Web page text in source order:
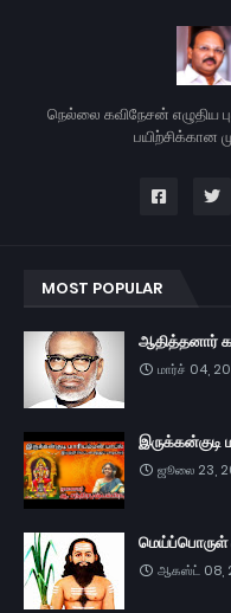
நெல்லை கவிநேசன் எழுதிய
MOST POPULAR
ஆதித்தனார்
மார்ச் 04,
இருக்கன்குடி
ஜூலை 23,
மெய்ப்பொருள்
ஆகஸ்ட் 08,